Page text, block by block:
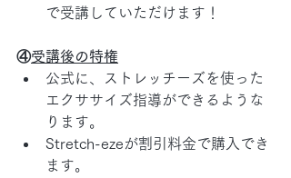
で受講していただけます！
④受講後の特権
公式に、ストレッチーズを使った
エクササイズ指導ができるような
ります。
Stretch-ezeが割引料金で購入でき
ます。